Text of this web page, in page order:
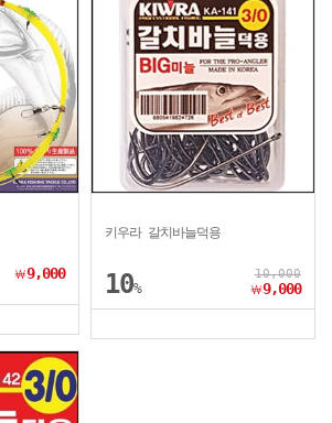
￦9,000
키우라 갈치바늘덕용
10%
10,000
￦9,000